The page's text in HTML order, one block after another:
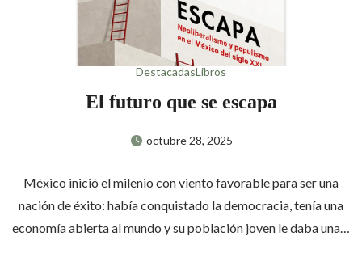
DestacadasLibros
El futuro que se escapa
octubre 28, 2025
México inició el milenio con viento favorable para ser una
nación de éxito: había conquistado la democracia, tenía una
economía abierta al mundo y su población joven le daba una…